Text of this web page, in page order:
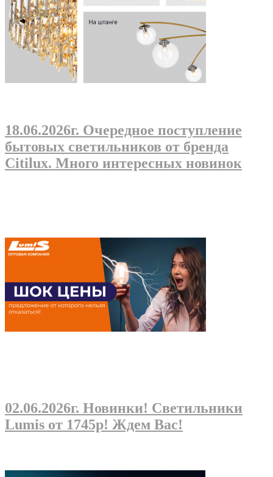
18.06.2026г. Очередное поступление
бытовых светильников от бренда
Citilux. Много интересных новинок
02.06.2026г. Новинки! Светильники
Lumis от 1745р! Ждем Вас!